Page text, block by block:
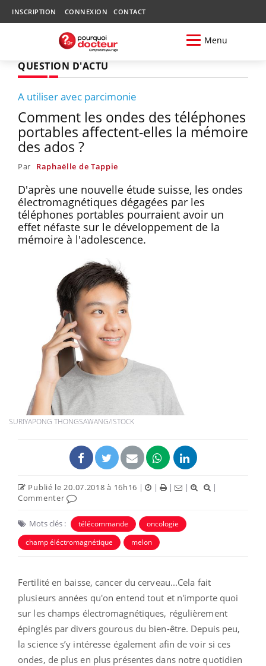
INSCRIPTION CONNEXION CONTACT
Menu
QUESTION D'ACTU
A utiliser avec parcimonie
Comment les ondes des téléphones
portables affectent-elles la mémoire
des ados ?
Par Raphaëlle de Tappie
D'après une nouvelle étude suisse, les ondes
électromagnétiques dégagées par les
téléphones portables pourraient avoir un
effet néfaste sur le développement de la
mémoire à l'adolescence.
SURIYAPONG THONGSAWANG/ISTOCK
Publié le 20.07.2018 à 16h16 | | | |
|
Commenter
Mots clés : télécommande
oncologie
champ éléctromagnétique
melon
Fertilité en baisse, cancer du cerveau...Cela fait
plusieurs années qu'on entend tout et n'importe quoi
sur les champs électromagnétiques, régulièrement
épinglés par divers gourous du bien-être. Depuis peu,
la science s’y intéresse également afin de voir si ces
ondes, de plus en plus présentes dans notre quotidien